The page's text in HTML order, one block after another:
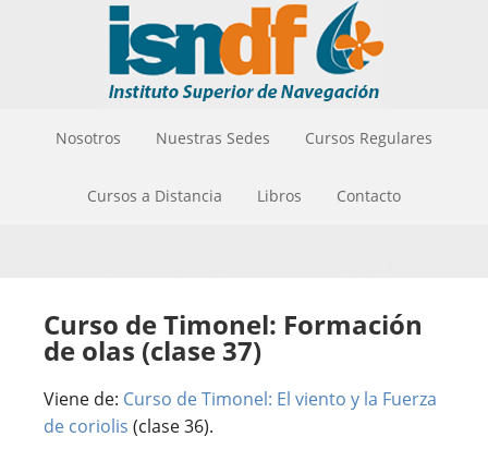
Nosotros Nuestras Sedes Cursos Regulares
Cursos a Distancia Libros Contacto
Curso de Timonel: Formación
de olas (clase 37)
Viene de: Curso de Timonel: El viento y la Fuerza
de coriolis (clase 36).